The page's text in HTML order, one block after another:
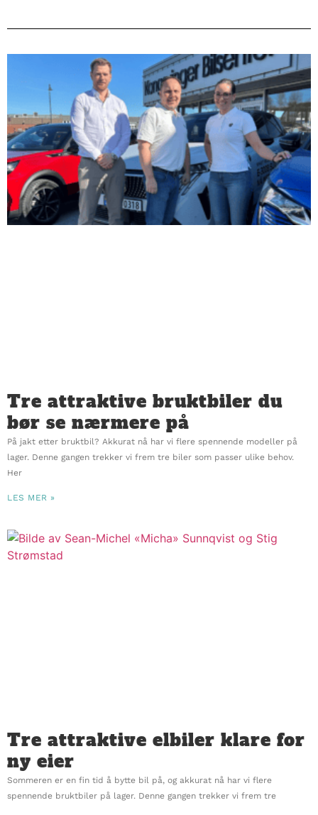
Tre attraktive bruktbiler du
bør se nærmere på
På jakt etter bruktbil? Akkurat nå har vi flere spennende modeller på
lager. Denne gangen trekker vi frem tre biler som passer ulike behov.
Her
LES MER »
Tre attraktive elbiler klare for
ny eier
Sommeren er en fin tid å bytte bil på, og akkurat nå har vi flere
spennende bruktbiler på lager. Denne gangen trekker vi frem tre